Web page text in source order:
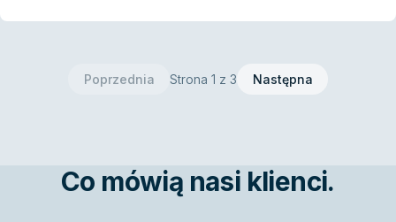
Poprzednia Strona 1 z 3 Następna
Co mówią nasi klienci.